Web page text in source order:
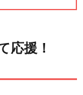
応援！